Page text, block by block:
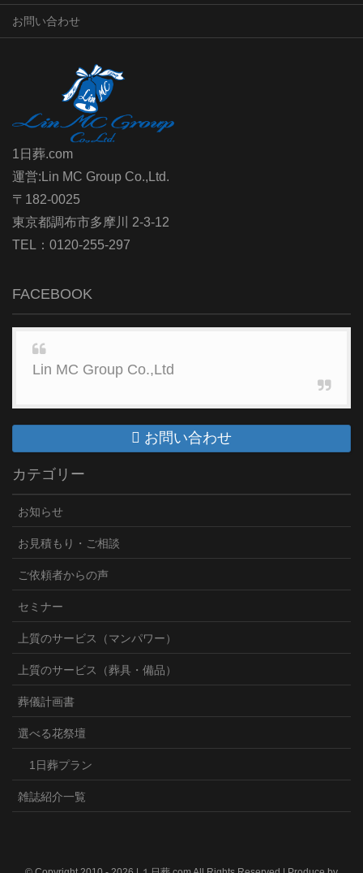
お問い合わせ
1日葬.com
運営:Lin MC Group Co.,Ltd.
〒182-0025
東京都調布市多摩川 2-3-12
TEL：0120-255-297
FACEBOOK
Lin MC Group Co.,Ltd
お問い合わせ
カテゴリー
お知らせ
お見積もり・ご相談
ご依頼者からの声
セミナー
上質のサービス（マンパワー）
上質のサービス（葬具・備品）
葬儀計画書
選べる花祭壇
1日葬プラン
雑誌紹介一覧